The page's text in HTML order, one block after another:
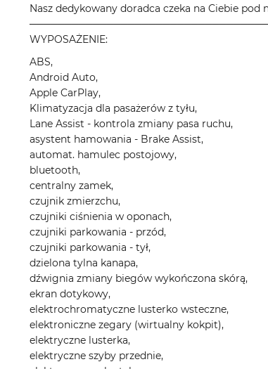
Nasz dedykowany doradca czeka na Ciebie pod
WYPOSAŻENIE:
ABS,
Android Auto,
Apple CarPlay,
Klimatyzacja dla pasażerów z tyłu,
Lane Assist - kontrola zmiany pasa ruchu,
asystent hamowania - Brake Assist,
automat. hamulec postojowy,
bluetooth,
centralny zamek,
czujnik zmierzchu,
czujniki ciśnienia w oponach,
czujniki parkowania - przód,
czujniki parkowania - tył,
dzielona tylna kanapa,
dźwignia zmiany biegów wykończona skórą,
ekran dotykowy,
elektrochromatyczne lusterko wsteczne,
elektroniczne zegary (wirtualny kokpit),
elektryczne lusterka,
elektryczne szyby przednie,